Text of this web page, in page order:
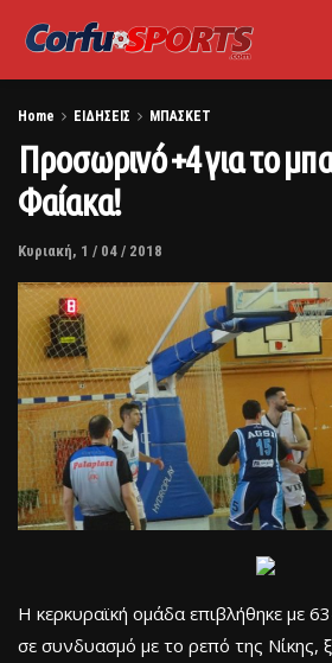
Home ΕΙΔΗΣΕΙΣ ΜΠΑΣΚΕΤ
Προσωρινό +4 για το
Φαίακα!
Κυριακή, 1 / 04 / 2018
Η κερκυραϊκή ομάδα επιβλήθηκε με
σε συνδυασμό με το ρεπό της Νίκης,